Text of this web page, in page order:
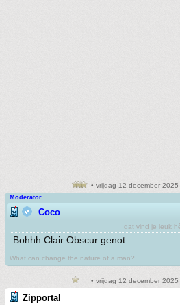
• vrijdag 12 december
Moderator
Coco
dat vind je leuk
Bohhh Clair Obscur genot
What can change the nature of a man?
• vrijdag 12 december
Zipportal